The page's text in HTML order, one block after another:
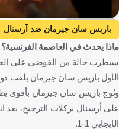
Getty Images
باريس سان جيرمان ضد آرسنال
آرسنال
دوري أبطال
كرة قدم
ماذا يحدث في العاصمة الفرنسية؟
سيطرت حالة من الفوضى على
الأول باريس سان جيرمان بلقب
وتُوج باريس سان جيرمان بأقوى
على أرسنال بركلات الترجيح، بعد
الإيجابي 1-1.